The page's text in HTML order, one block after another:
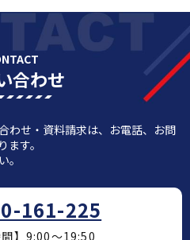
合わせ
わせ・資料請求は、お電話、お問
す。
。
161-225
間】9:00～19:50